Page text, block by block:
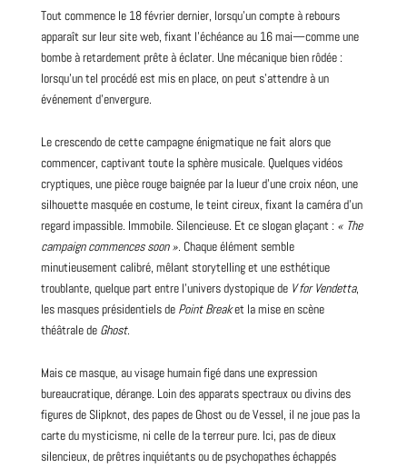
Tout commence le 18 février dernier, lorsqu’un compte à rebours
apparaît sur leur site web, fixant l’échéance au 16 mai—comme une
bombe à retardement prête à éclater. Une mécanique bien rôdée :
lorsqu’un tel procédé est mis en place, on peut s’attendre à un
événement d’envergure.
Le crescendo de cette campagne énigmatique ne fait alors que
commencer, captivant toute la sphère musicale. Quelques vidéos
cryptiques, une pièce rouge baignée par la lueur d’une croix néon, une
silhouette masquée en costume, le teint cireux, fixant la caméra d’un
regard impassible. Immobile. Silencieuse. Et ce slogan glaçant : « The
campaign commences soon ». Chaque élément semble
minutieusement calibré, mêlant storytelling et une esthétique
troublante, quelque part entre l’univers dystopique de V for Vendetta,
les masques présidentiels de Point Breaket la mise en scène
théâtrale de Ghost.
Mais ce masque, au visage humain figé dans une expression
bureaucratique, dérange. Loin des apparats spectraux ou divins des
figures de Slipknot, des papes de Ghost ou de Vessel, il ne joue pas la
carte du mysticisme, ni celle de la terreur pure. Ici, pas de dieux
silencieux, de prêtres inquiétants ou de psychopathes échappés